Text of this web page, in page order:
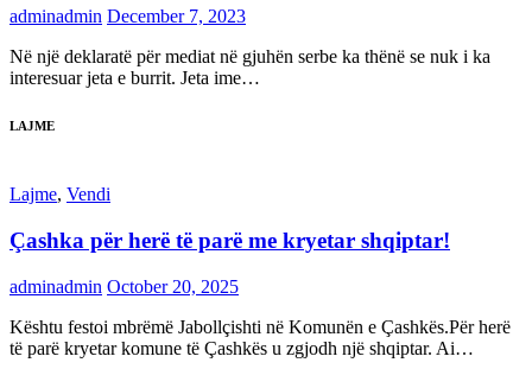
adminadmin December 7, 2023
Në një deklaratë për mediat në gjuhën serbe ka thënë se nuk i ka
interesuar jeta e burrit. Jeta ime…
LAJME
Lajme, Vendi
Çashka për herë të parë me kryetar shqiptar!
adminadmin October 20, 2025
Kështu festoi mbrëmë Jabollçishti në Komunën e Çashkës.Për herë
të parë kryetar komune të Çashkës u zgjodh një shqiptar. Ai…